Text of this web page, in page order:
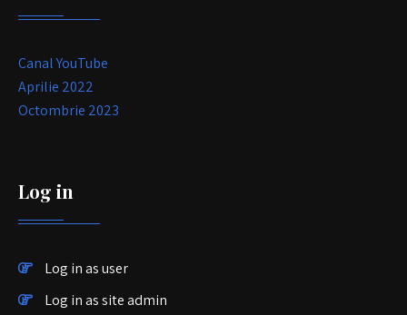
Canal YouTube
Aprilie 2022
Octombrie 2023
Log in
Log in as user
Log in as site admin